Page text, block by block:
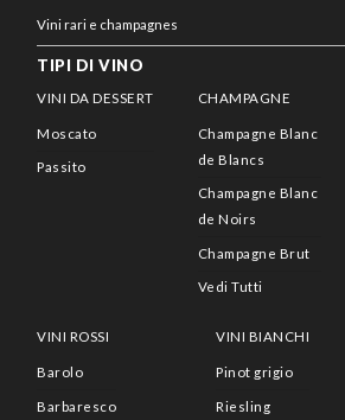
Vini rari e champagnes
TIPI DI VINO
VINI DA DESSERT
Moscato
Passito
CHAMPAGNE
Champagne Blanc
de Blancs
Champagne Blanc
de Noirs
Champagne Brut
Vedi Tutti
VINI ROSSI
Barolo
Barbaresco
VINI BIANCHI
Pinot grigio
Riesling